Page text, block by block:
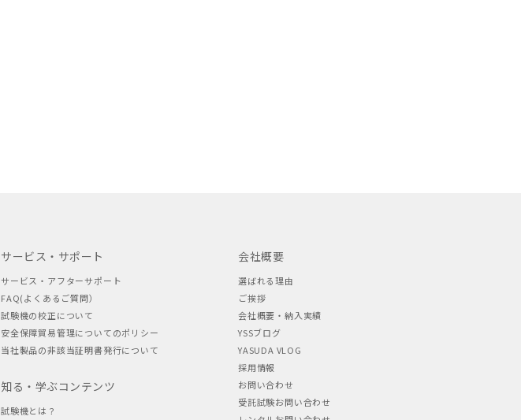
サービス・サポート
サービス・アフターサポート
FAQ(よくあるご質問）
試験機の校正について
安全保障貿易管理についてのポリシー
当社製品の非該当証明書発行について
知る・学ぶコンテンツ
試験機とは？
会社概要
選ばれる理由
ご挨拶
会社概要・納入実績
YSSブログ
YASUDA VLOG
採用情報
お問い合わせ
受託試験お問い合わせ